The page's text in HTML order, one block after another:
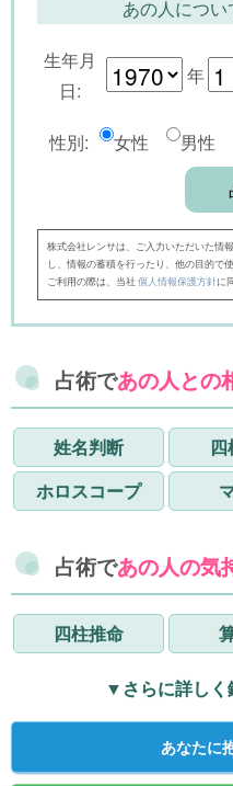
あの人につ
生年月
日:
年
性別: 女性 男性
株式会社レンサは、ご入力いただいた情
し、情報の蓄積を行ったり、他の目的で
ご利用の際は、当社 個人情報保護方針に
占術であの人との
姓名判断
ホロスコープ
占術であの人の気
四柱推命
▼さらに詳し
あなたに